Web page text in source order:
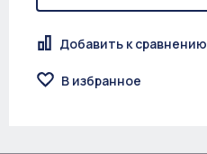
Добавить к сравнению
В избранное